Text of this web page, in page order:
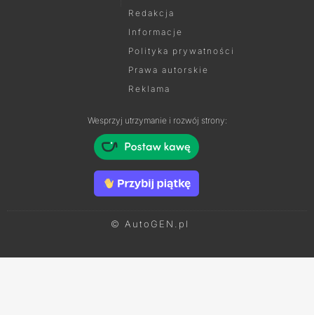
Redakcja
Informacje
Polityka prywatności
Prawa autorskie
Reklama
Wesprzyj utrzymanie i rozwój strony:
© AutoGEN.pl